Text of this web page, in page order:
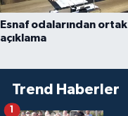
Esnaf odalarından ortak
açıklama
Trend Haberler
1